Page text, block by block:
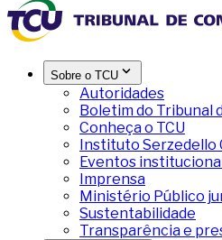
Sobre o TCU
Autoridades
Boletim do Tribunal
Conheça o TCU
Instituto Serzedello
Eventos
Imprensa
Ministério Público
Sustentabilidade
Transparência e